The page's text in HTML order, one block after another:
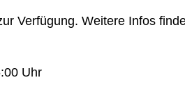
Verfügung. Weitere Infos
Uhr